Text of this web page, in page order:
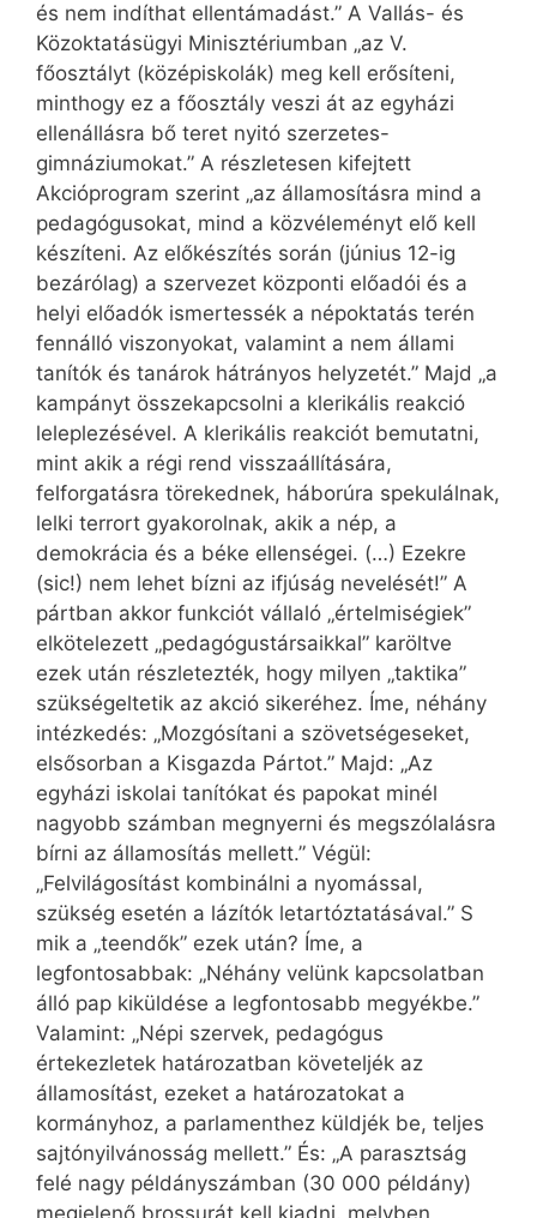
és nem indíthat ellentámadást.” A Vallás- és
Közoktatásügyi Minisztériumban „az V.
főosztályt (középiskolák) meg kell erősíteni,
minthogy ez a főosztály veszi át az egyházi
ellenállásra bő teret nyitó szerzetes-
gimnáziumokat.” A részletesen kifejtett
Akcióprogram szerint „az államosításra mind a
pedagógusokat, mind a közvéleményt elő kell
készíteni. Az előkészítés során (június 12-ig
bezárólag) a szervezet központi előadói és a
helyi előadók ismertessék a népoktatás terén
fennálló viszonyokat, valamint a nem állami
tanítók és tanárok hátrányos helyzetét.” Majd „a
kampányt összekapcsolni a klerikális reakció
leleplezésével. A klerikális reakciót bemutatni,
mint akik a régi rend visszaállítására,
felforgatásra törekednek, háborúra spekulálnak,
lelki terrort gyakorolnak, akik a nép, a
demokrácia és a béke ellenségei. (…) Ezekre
(sic!) nem lehet bízni az ifjúság nevelését!” A
pártban akkor funkciót vállaló „értelmiségiek”
elkötelezett „pedagógustársaikkal” karöltve
ezek után részletezték, hogy milyen „taktika”
szükségeltetik az akció sikeréhez. Íme, néhány
intézkedés: „Mozgósítani a szövetségeseket,
elsősorban a Kisgazda Pártot.” Majd: „Az
egyházi iskolai tanítókat és papokat minél
nagyobb számban megnyerni és megszólalásra
bírni az államosítás mellett.” Végül:
„Felvilágosítást kombinálni a nyomással,
szükség esetén a lázítók letartóztatásával.” S
mik a „teendők” ezek után? Íme, a
legfontosabbak: „Néhány velünk kapcsolatban
álló pap kiküldése a legfontosabb megyékbe.”
Valamint: „Népi szervek, pedagógus
értekezletek határozatban követeljék az
államosítást, ezeket a határozatokat a
kormányhoz, a parlamenthez küldjék be, teljes
sajtónyilvánosság mellett.” És: „A parasztság
felé nagy példányszámban (30 000 példány)